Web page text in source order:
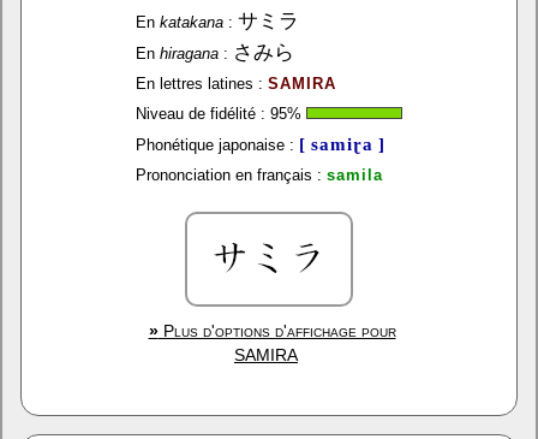
En katakana : サミラ
En hiragana : さみら
En lettres latines : SAMIRA
Niveau de fidélité : 95%
Phonétique japonaise : [ samiɽa ]
Prononciation en français : samila
»Plus d'options d'affichage pour
SAMIRA